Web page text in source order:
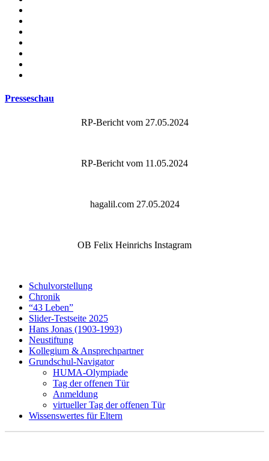
Presseschau
RP-Bericht vom 27.05.2024
RP-Bericht vom 11.05.2024
hagalil.com 27.05.2024
OB Felix Heinrichs Instagram
Schulvorstellung
Chronik
“43 Leben”
Slider-Testseite 2025
Hans Jonas (1903-1993)
Neustiftung
Kollegium & Ansprechpartner
Grundschul-Navigator
HUMA-Olympiade
Tag der offenen Tür
Anmeldung
virtueller Tag der offenen Tür
Wissenswertes für Eltern